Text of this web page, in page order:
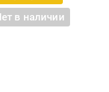
в наличии